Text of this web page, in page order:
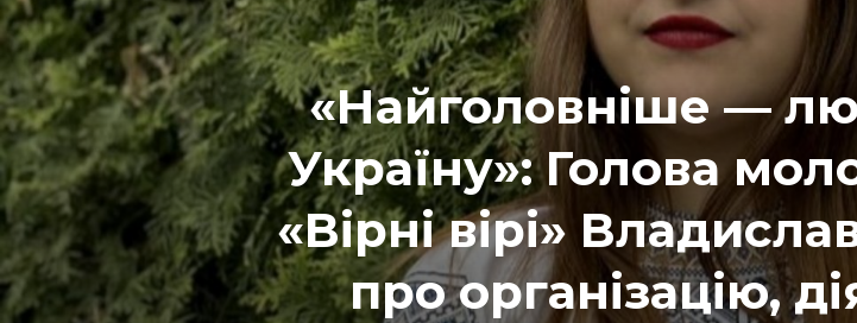
«Найголовніше —
Україну»: Голова
«Вірні вірі»
про організацію,